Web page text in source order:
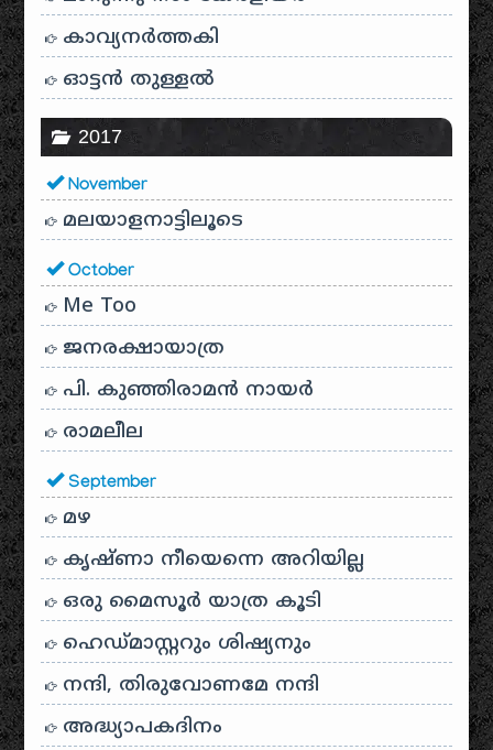
കാവ്യനര്‍ത്തകി
ഓട്ടൻ തുള്ളൽ
2017
November
മലയാളനാട്ടിലൂടെ
October
Me Too
ജനരക്ഷായാത്ര
പി. കുഞ്ഞിരാമൻ നായർ
രാമലീല
September
മഴ
കൃഷ്ണാ നീയെന്നെ അറിയില്ല
ഒരു മൈസൂർ യാത്ര കൂടി
ഹെഡ്മാസ്റ്ററും ശിഷ്യനും
നന്ദി, തിരുവോണമേ നന്ദി
അദ്ധ്യാപകദിനം